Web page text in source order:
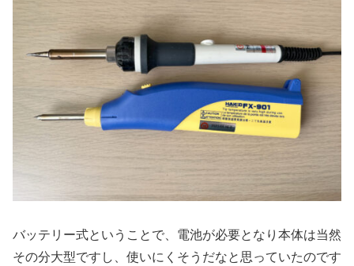
バッテリー式ということで、電池が必要となり本体は当然
その分大型ですし、使いにくそうだなと思っていたのです